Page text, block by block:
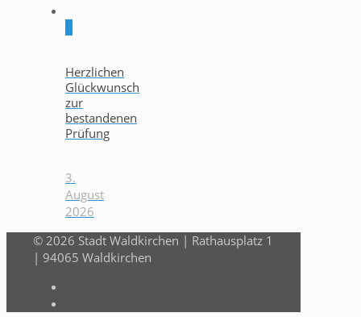
Herzlichen
Glückwunsch
zur
bestandenen
Prüfung
3.
August
2026
© 2026 Stadt Waldkirchen | Rathausplatz 1
| 94065 Waldkirchen